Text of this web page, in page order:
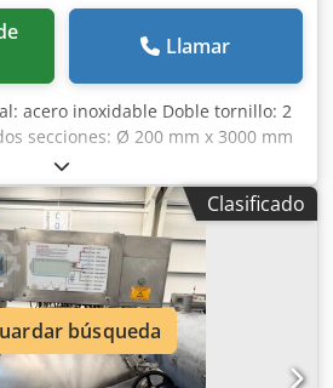
Llamar
acero inoxidable Doble tornillo: 2
secciones: Ø 200 mm x 3000 mm
I Tvj Amlock Montado sobre
Potencia: 0,55 kw Variador de
para alimentadores y
Dimensiones totales 3800 x 550 x
Clasificado
búsqueda